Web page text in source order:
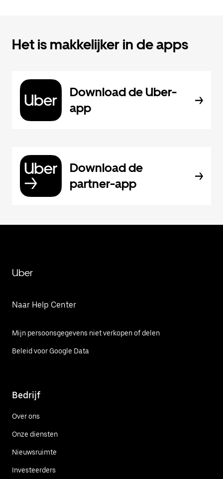
Het is makkelijker in de apps
Download de Uber-
app
Download de
partner-app
Uber
Naar Help Center
Mijn persoonsgegevens niet verkopen of delen
Beleid voor Google Data
Bedrijf
Over ons
Onze diensten
Nieuwsruimte
Investeerders